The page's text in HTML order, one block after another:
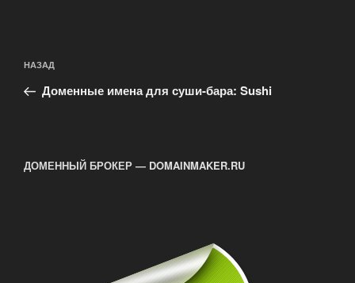
по
записям
Предыдущая
запись:
НАЗАД
Доменные имена для суши-бара: Sushi
ДОМЕННЫЙ БРОКЕР — DOMAINMAKER.RU